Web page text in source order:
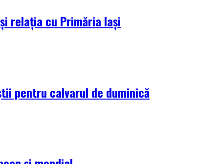
relația cu Primăria Iași
pentru calvarul de duminică